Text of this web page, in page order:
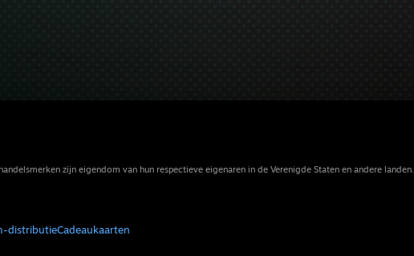
zijn eigendom van hun respectieve eigenaren in de Verenigde Staten en andere landen.
distributieCadeaukaarten